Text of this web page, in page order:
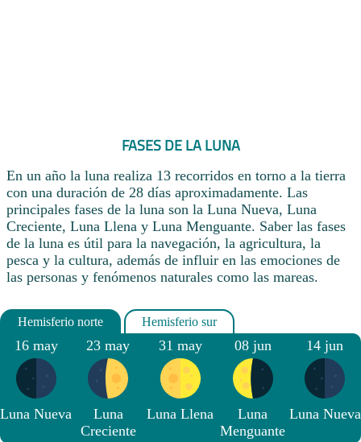
FASES DE LA LUNA
En un año la luna realiza 13 recorridos en torno a la tierra
con una duración de 28 días aproximadamente. Las
principales fases de la luna son la Luna Nueva, Luna
Creciente, Luna Llena y Luna Menguante. Saber las fases
de la luna es útil para la navegación, la agricultura, la
pesca y la cultura, además de influir en las emociones de
las personas y fenómenos naturales como las mareas.
16 may
Luna Nueva
23 may
Luna
Creciente
31 may
Luna Llena
08 jun
Luna
Menguante
14 jun
Luna Nueva